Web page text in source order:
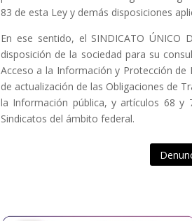
83 de esta Ley y demás disposiciones
En ese sentido, el SINDICATO ÚNICO
disposición de la sociedad para su
Acceso a la Información y Protección
de actualización de las Obligaciones de
la Información pública, y artículos 68 y
Sindicatos del ámbito federal.